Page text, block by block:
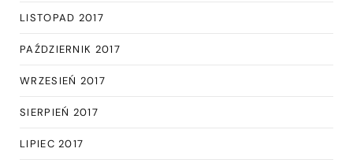
LISTOPAD 2017
PAŹDZIERNIK 2017
WRZESIEŃ 2017
SIERPIEŃ 2017
LIPIEC 2017